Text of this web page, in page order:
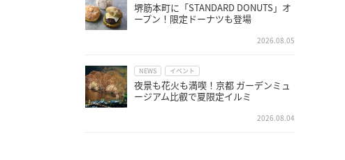
堺筋本町に「STANDARD DONUTS」オ
ープン！限定ドーナツも登場
2026.08.05
NEWS イベント
夜景も花火も満喫！京都 ガーデンミュ
ージアム比叡で夏限定イルミ
2026.08.04